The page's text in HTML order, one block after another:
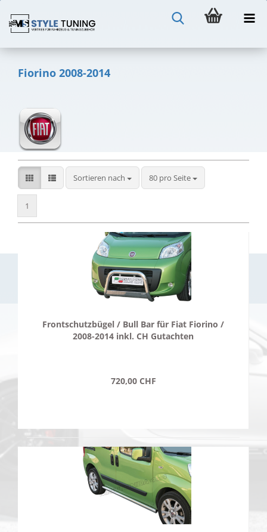
Fiorino 2008-2014
Sortieren nach
Sortieren nach 80 pro Seite
pro Seite
1
Frontschutzbügel / Bull Bar für Fiat Fiorino /
2008-2014 inkl. CH Gutachten
720,00 CHF